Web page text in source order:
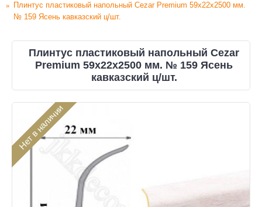
Плинтус пластиковый напольный Cezar Premium 59х22x2500 мм.
№ 159 Ясень кавказский ц/шт.
Плинтус пластиковый напольный Cezar
Premium 59х22x2500 мм. № 159 Ясень
кавказский ц/шт.
Нет в наличии